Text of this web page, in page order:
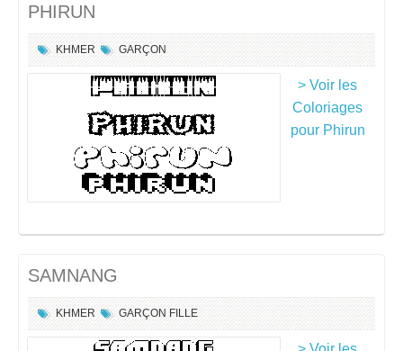
PHIRUN
KHMER GARÇON
> Voir les
Coloriages
pour Phirun
SAMNANG
KHMER GARÇON FILLE